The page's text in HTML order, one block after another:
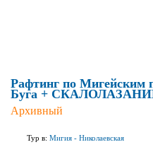
Рафтинг по Мигейским
Буга +
Архивный
Тур в: Мигия - Николаевская